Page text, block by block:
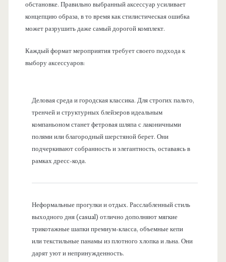
обстановке. Правильно выбранный аксессуар усиливает
концепцию образа, в то время как стилистическая ошибка
может разрушить даже самый дорогой комплект.
Каждый формат мероприятия требует своего подхода к
выбору аксессуаров:
Деловая среда и городская классика. Для строгих пальто,
тренчей и структурных блейзеров идеальным
компаньоном станет фетровая шляпа с лаконичными
полями или благородный шерстяной берет. Они
подчеркивают собранность и элегантность, оставаясь в
рамках дресс-кода.
Неформальные прогулки и отдых. Расслабленный стиль
выходного дня (casual) отлично дополняют мягкие
трикотажные шапки премиум-класса, объемные кепи
или текстильные панамы из плотного хлопка и льна. Они
дарят уют и непринужденность.